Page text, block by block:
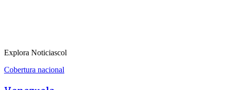
Explora Noticiascol
Cobertura nacional